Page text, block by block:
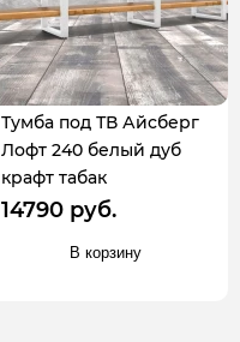
Тумба под ТВ Айсберг
Лофт 240 белый дуб
крафт табак
14790 руб.
В корзину